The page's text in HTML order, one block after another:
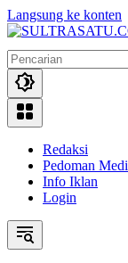
Langsung ke konten
Redaksi
Pedoman
Info Iklan
Login